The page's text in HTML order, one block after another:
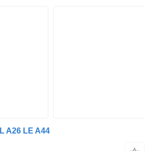
A26 LE A44